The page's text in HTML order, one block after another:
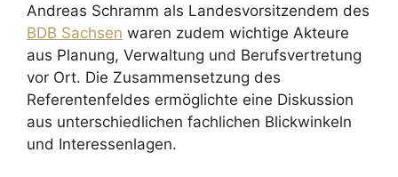
Andreas Schramm als Landesvorsitzendem des
BDB Sachsen waren zudem wichtige Akteure
aus Planung, Verwaltung und Berufsvertretung
vor Ort. Die Zusammensetzung des
Referentenfeldes ermöglichte eine Diskussion
aus unterschiedlichen fachlichen Blickwinkeln
und Interessenlagen.